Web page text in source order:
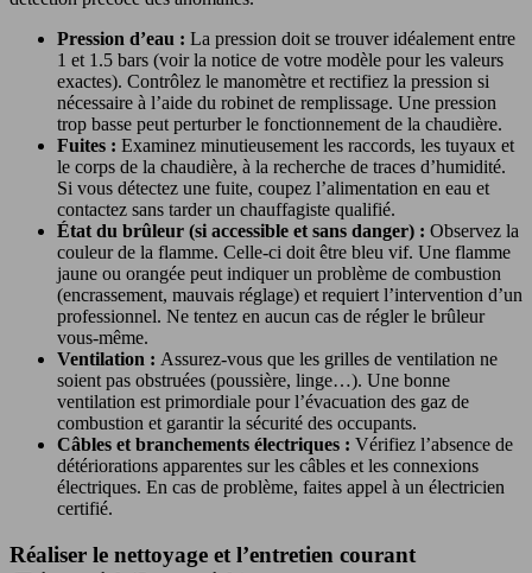
Pression d’eau : La pression doit se trouver idéalement entre
1 et 1.5 bars (voir la notice de votre modèle pour les valeurs
exactes). Contrôlez le manomètre et rectifiez la pression si
nécessaire à l’aide du robinet de remplissage. Une pression
trop basse peut perturber le fonctionnement de la chaudière.
Fuites : Examinez minutieusement les raccords, les tuyaux et
le corps de la chaudière, à la recherche de traces d’humidité.
Si vous détectez une fuite, coupez l’alimentation en eau et
contactez sans tarder un chauffagiste qualifié.
État du brûleur (si accessible et sans danger) : Observez la
couleur de la flamme. Celle-ci doit être bleu vif. Une flamme
jaune ou orangée peut indiquer un problème de combustion
(encrassement, mauvais réglage) et requiert l’intervention d’un
professionnel. Ne tentez en aucun cas de régler le brûleur
vous-même.
Ventilation : Assurez-vous que les grilles de ventilation ne
soient pas obstruées (poussière, linge…). Une bonne
ventilation est primordiale pour l’évacuation des gaz de
combustion et garantir la sécurité des occupants.
Câbles et branchements électriques : Vérifiez l’absence de
détériorations apparentes sur les câbles et les connexions
électriques. En cas de problème, faites appel à un électricien
certifié.
Réaliser le nettoyage et l’entretien courant